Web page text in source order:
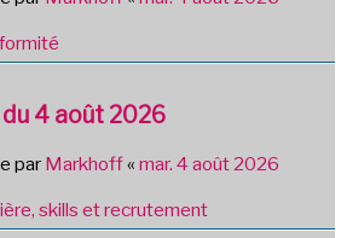
4 août 2026
par Markhoff« mar. 4 août 2026
skills et recrutement